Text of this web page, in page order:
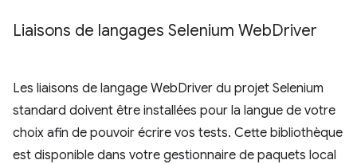
Liaisons de langages Selenium WebDriver
Les liaisons de langage WebDriver du projet Selenium
standard doivent être installées pour la langue de votre
choix afin de pouvoir écrire vos tests. Cette bibliothèque
est disponible dans votre gestionnaire de paquets local